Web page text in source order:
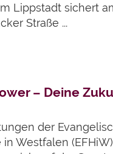
Lippstadt sichert
Straße ...
Artikel lesen
der
Westfalen (EFHiW)